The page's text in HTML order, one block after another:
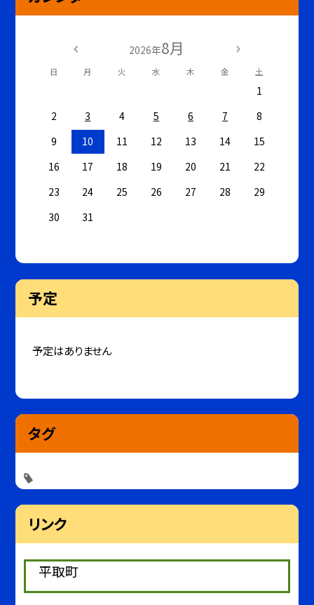
2026年8月
日 月 火 水 木 金 土
1
2
3 4 5 6 7
8
9
10 11 12 13 14
15
16
17 18 19 20 21
22
23
24 25 26 27 28
29
30
31
予定
予定はありません
タグ
リンク
平取町